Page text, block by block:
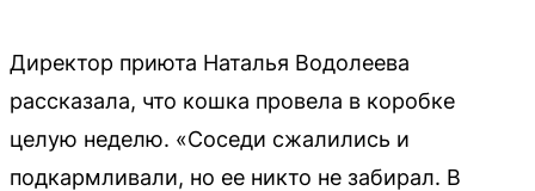
Директор приюта Наталья Водолеева
рассказала, что кошка провела в коробке
целую неделю. «Соседи сжалились и
подкармливали, но ее никто не забирал. В